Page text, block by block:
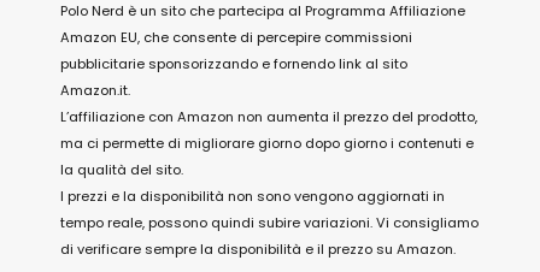
Polo Nerd è un sito che partecipa al Programma Affiliazione
Amazon EU, che consente di percepire commissioni
pubblicitarie sponsorizzando e fornendo link al sito
Amazon.it.
L’affiliazione con Amazon non aumenta il prezzo del prodotto,
ma ci permette di migliorare giorno dopo giorno i contenuti e
la qualità del sito.
I prezzi e la disponibilità non sono vengono aggiornati in
tempo reale, possono quindi subire variazioni. Vi consigliamo
di verificare sempre la disponibilità e il prezzo su Amazon.